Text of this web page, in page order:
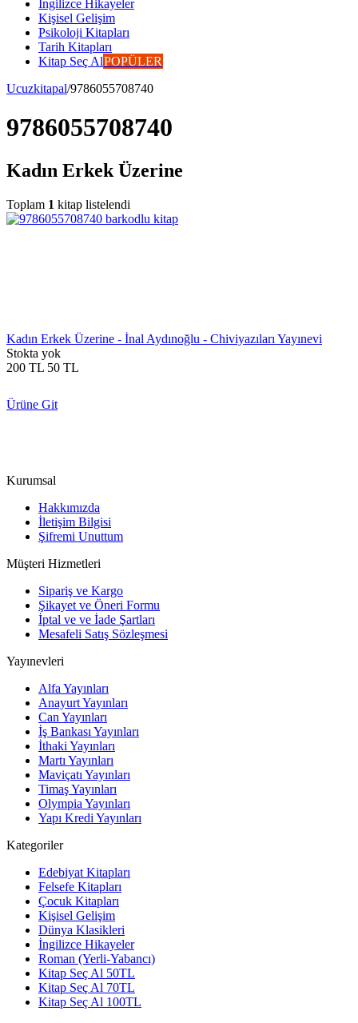
İngilizce Hikayeler
Kişisel Gelişim
Psikoloji Kitapları
Tarih Kitapları
Kitap Seç AlPOPÜLER
Ucuzkitapal/9786055708740
9786055708740
Kadın Erkek Üzerine
Toplam 1 kitap listelendi
Kadın Erkek Üzerine - İnal Aydınoğlu - Chiviyazıları Yayınevi
Stokta yok
200 TL 50 TL
Ürüne Git
Kurumsal
Hakkımızda
İletişim Bilgisi
Şifremi Unuttum
Müşteri Hizmetleri
Sipariş ve Kargo
Şikayet ve Öneri Formu
İptal ve ve İade Şartları
Mesafeli Satış Sözleşmesi
Yayınevleri
Alfa Yayınları
Anayurt Yayınları
Can Yayınları
İş Bankası Yayınları
İthaki Yayınları
Martı Yayınları
Maviçatı Yayınları
Timaş Yayınları
Olympia Yayınları
Yapı Kredi Yayınları
Kategoriler
Edebiyat Kitapları
Felsefe Kitapları
Çocuk Kitapları
Kişisel Gelişim
Dünya Klasikleri
İngilizce Hikayeler
Roman (Yerli-Yabancı)
Kitap Seç Al 50TL
Kitap Seç Al 70TL
Kitap Seç Al 100TL